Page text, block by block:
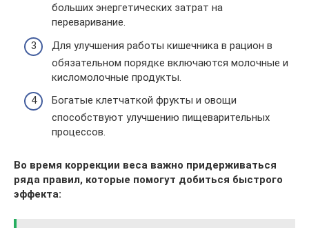
больших энергетических затрат на
переваривание.
Для улучшения работы кишечника в рацион в
обязательном порядке включаются молочные и
кисломолочные продукты.
Богатые клетчаткой фрукты и овощи
способствуют улучшению пищеварительных
процессов.
Во время коррекции веса важно придерживаться
ряда правил, которые помогут добиться быстрого
эффекта: